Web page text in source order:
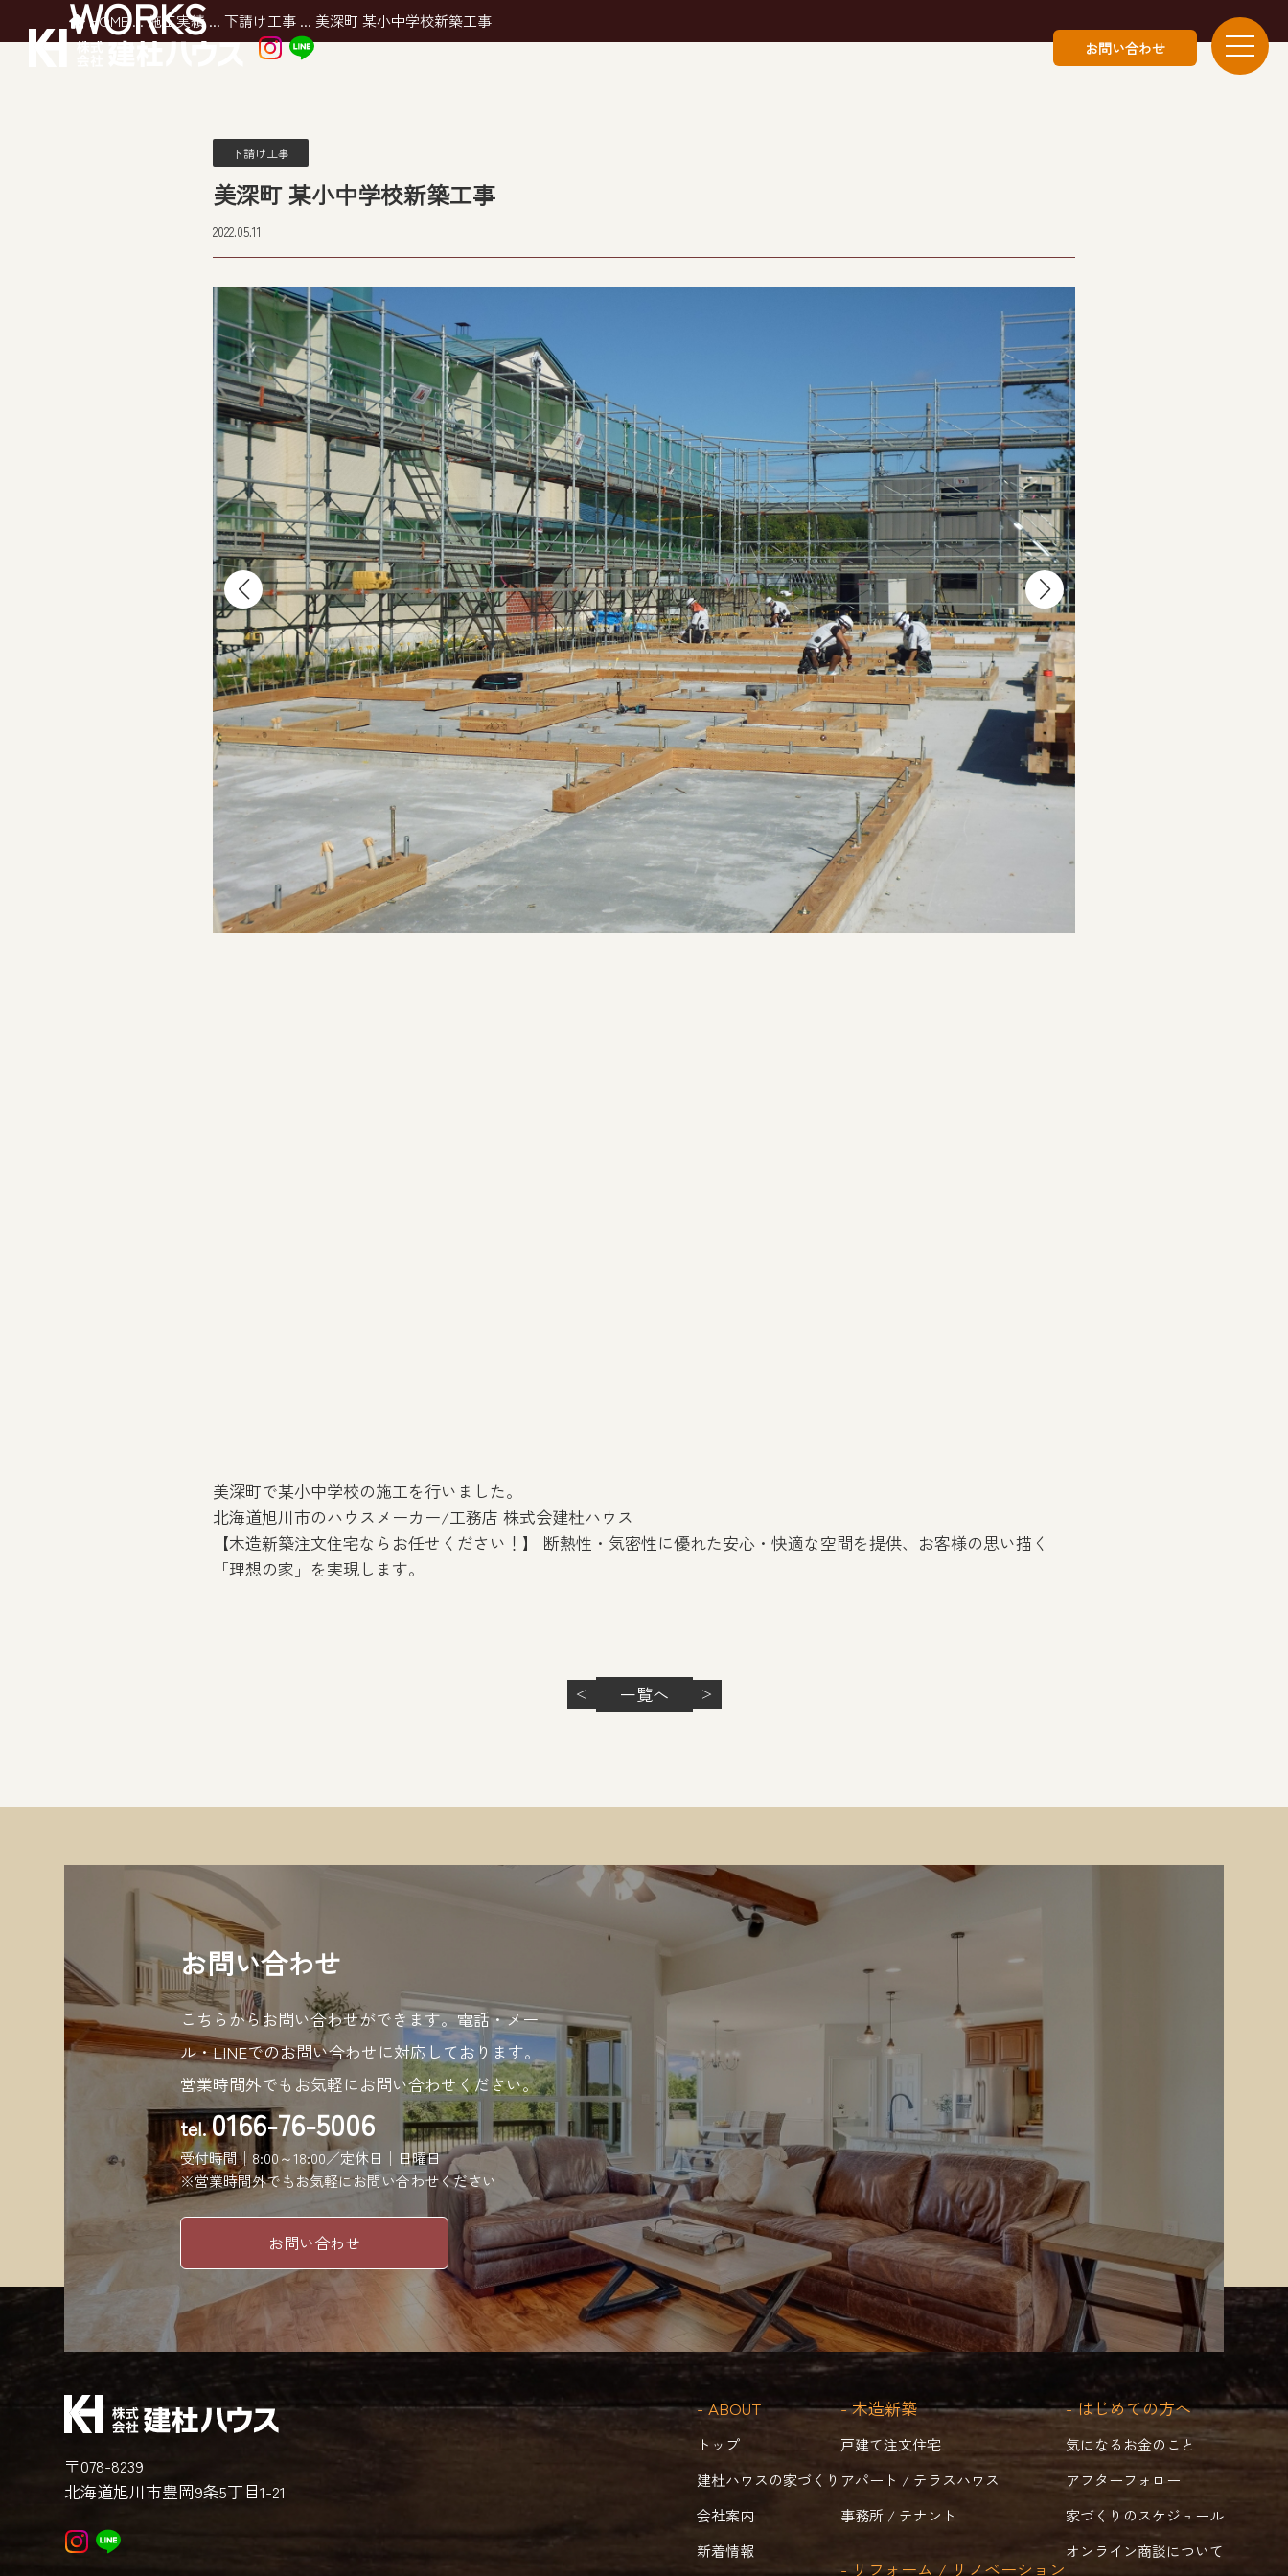
お問い合わせ
WORKS
HOME...施工実績... 下請け工事 ... 美深町 某小中学校新築工事
下請け工事
美深町 某小中学校新築工事
2022.05.11
美深町で某小中学校の施工を行いました。
北海道旭川市のハウスメーカー/工務店 株式会建杜ハウス
【木造新築注文住宅ならお任せください！】 断熱性・気密性に優れた安心・快適な空間を提供、お客様の思い描く
「理想の家」を実現します。
＜ 一覧へ ＞
お問い合わせ
こちらからお問い合わせができます。電話・メー
ル・LINEでのお問い合わせに対応しております。
営業時間外でもお気軽にお問い合わせください。
tel.0166-76-5006
受付時間│8:00～18:00／定休日│日曜日
※営業時間外でもお気軽にお問い合わせください
お問い合わせ
〒078-8239
北海道旭川市豊岡9条5丁目1-21
- ABOUT
トップ
建杜ハウスの家づくり
会社案内
新着情報
- 木造新築
戸建て注文住宅
アパート / テラスハウス
事務所 / テナント
- リフォーム / リノベーション
- はじめての方へ
気になるお金のこと
アフターフォロー
家づくりのスケジュール
オンライン商談について